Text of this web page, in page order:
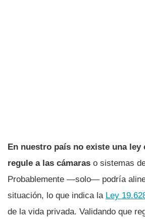
En nuestro país no existe una ley
regule a las cámaras o sistemas
Probablemente —solo— podría
situación, lo que indica la Ley
de la vida privada. Validando que